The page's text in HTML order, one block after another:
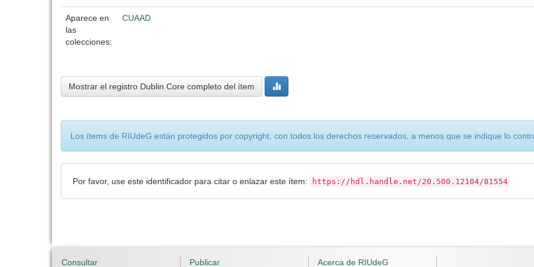
Aparece en
las
colecciones:
CUAAD
Mostrar el registro Dublin Core completo del ítem
Los ítems de RIUdeG están protegidos por copyright, con todos los derechos reservados, a menos que se indique lo
Por favor, use este identificador para citar o enlazar este ítem: https://hdl.handle.net/20.500.12104/81554
Consultar Publicar Acerca de RIUdeG